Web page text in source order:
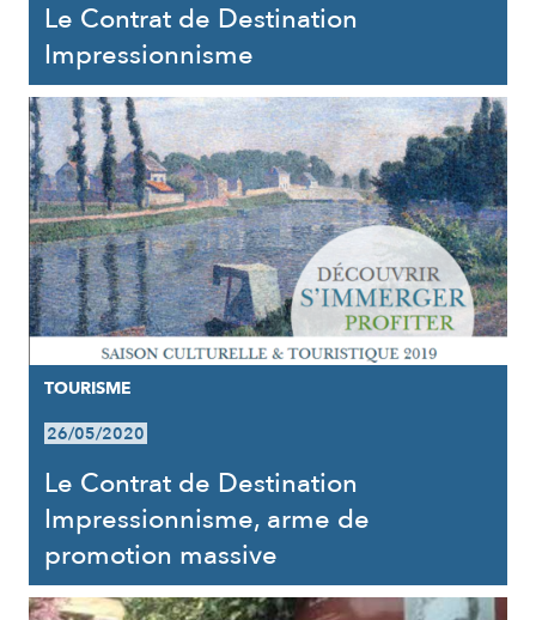
Le Contrat de Destination
Impressionnisme
TOURISME
26/05/2020
Le Contrat de Destination
Impressionnisme, arme de
promotion massive